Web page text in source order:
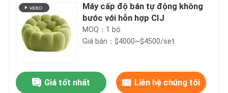
Máy cấp độ bán tự động không
bước với hỗn hợp CIJ
MOQ：1 bộ
Giá bán：$4000~$4500/set
Giá tốt nhất Liên hệ chúng tôi